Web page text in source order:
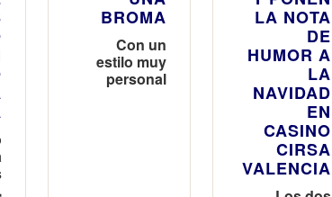
BROMA
Con un
estilo muy
personal
LA NOTA
DE
HUMOR A
LA
NAVIDAD
EN
CASINO
CIRSA
VALENCIA